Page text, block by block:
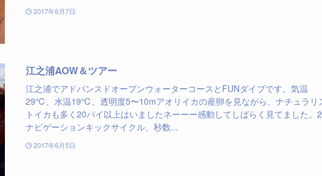
2017年6月7日
江之浦AOW＆ツアー
江之浦でアドバンスドオープンウォーターコースとFUNダイブです。気温
29℃、水温19℃、透明度5〜10mアオリイカの産卵を見ながら、ナチュラリ
トイカも多く20パイ以上はいましたネーーー感動してしばらく見てました。
ナビゲーションキックサイクル、秒数...
2017年6月5日